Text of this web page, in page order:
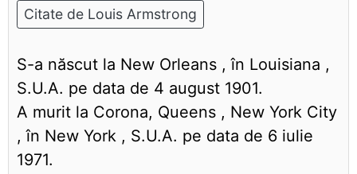
Citate de Louis Armstrong
S-a născut la New Orleans , în Louisiana ,
S.U.A. pe data de 4 august 1901.
A murit la Corona, Queens , New York City
, în New York , S.U.A. pe data de 6 iulie
1971.